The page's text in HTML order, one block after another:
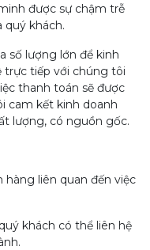
được sự chậm trễ
quý khách.
số lượng lớn để kinh
trực tiếp với chúng tôi
thanh toán sẽ được
cam kết kinh doanh
lượng, có nguồn gốc.
hàng liên quan đến việc
khách có thể liên hệ